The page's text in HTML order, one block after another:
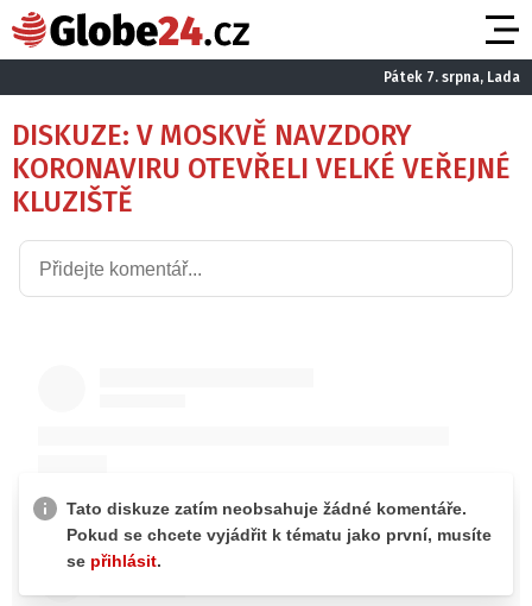
Pátek 7. srpna, Lada
DISKUZE: V MOSKVĚ NAVZDORY
KORONAVIRU OTEVŘELI VELKÉ VEŘEJNÉ
KLUZIŠTĚ